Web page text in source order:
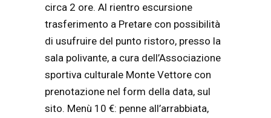
circa 2 ore. Al rientro escursione
trasferimento a Pretare con possibilità
di usufruire del punto ristoro, presso la
sala polivante, a cura dell’Associazione
sportiva culturale Monte Vettore con
prenotazione nel form della data, sul
sito. Menù 10 €: penne all’arrabbiata,